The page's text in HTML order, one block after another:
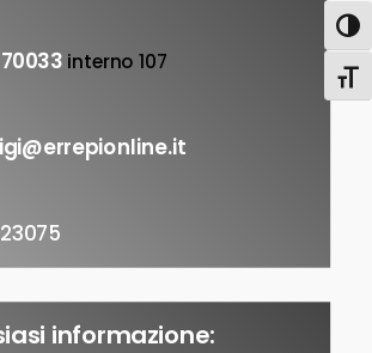
interno 107
informazione: